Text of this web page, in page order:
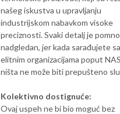
našeg iskustva u upravljanju
industrijskom nabavkom visoke
preciznosti. Svaki detalj je pomno
nadgledan, jer kada sarađujete sa
elitnim organizacijama poput
ništa ne može biti prepušteno
Kolektivno dostignuće:
Ovaj uspeh ne bi bio moguć bez